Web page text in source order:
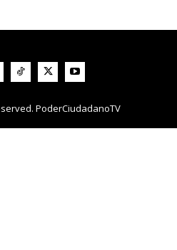
PoderCiudadanoTV